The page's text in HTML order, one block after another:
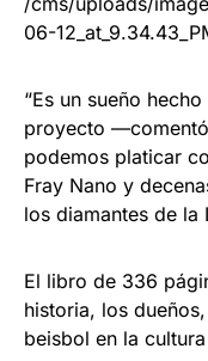
“Es un sueño
proyecto
podemos platicar
Fray Nano y
los diamantes de la
El libro de 336
historia, los
beisbol en la